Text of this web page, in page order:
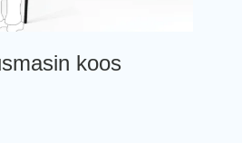
koos